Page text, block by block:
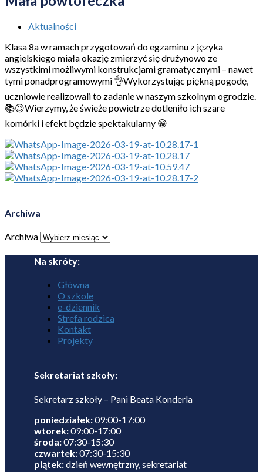
Aktualności
Klasa 8a w ramach przygotowań do egzaminu z języka
angielskiego miała okazję zmierzyć się drużynowo ze
wszystkimi możliwymi konstrukcjami gramatycznymi – nawet
tymi ponadprogramowymi 👌Wykorzystując piękną pogodę,
uczniowie realizowali to zadanie w naszym szkolnym ogrodzie.
📚😉Wierzymy, że świeże powietrze dotleniło ich szare
komórki i efekt będzie spektakularny 😁
Archiwa
Archiwa
Na skróty:
Główna
O szkole
e-dziennik
Strefa rodzica
Kontakt
Projekty
Sekretariat szkoły:
Sekretarz szkoły – Pani Beata Konderla
poniedziałek:09:00-17:00
wtorek:09:00-17:00
środa:07:30-15:30
czwartek:07:30-15:30
piątek:dzień wewnętrzny, sekretariat